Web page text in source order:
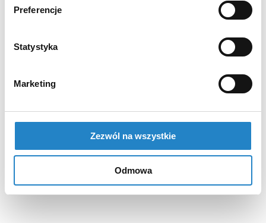
Preferencje
Statystyka
Marketing
Zezwól na wszystkie
Odmowa